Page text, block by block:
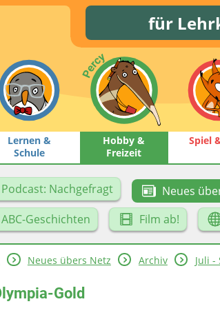
für
Lernen &
Schule
Hobby &
Freizeit
Spiel
Podcast: Nachgefragt Neues
ABC-Geschichten
Film ab!
Neues übers Netz Archiv Juli -
Gold